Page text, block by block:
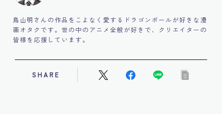
鳥山明さんの作品をこよなく愛するドラゴンボールが好きな漫
画オタクです。世の中のアニメ全般が好きで、クリエイターの
皆様を応援しています。
SHARE